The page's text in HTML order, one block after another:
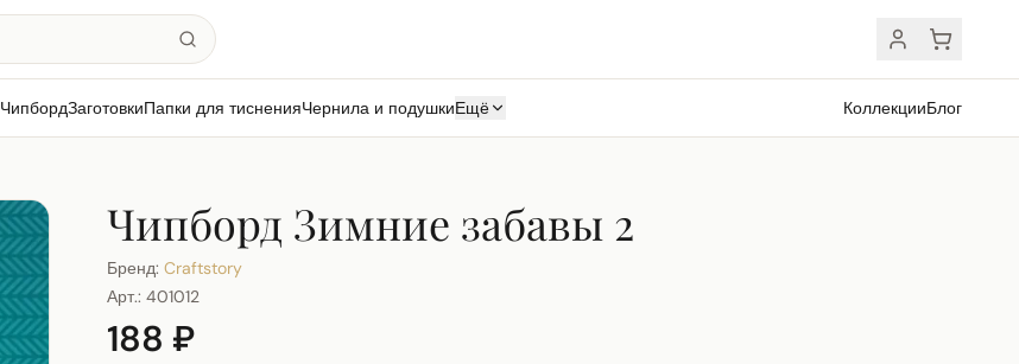
ЧипбордЗаготовкиПапки для тисненияЧернила и подушкиЕщё КоллекцииБлог
Чипборд Зимние забавы 2
Бренд: Craftstory
Арт.: 401012
188 ₽